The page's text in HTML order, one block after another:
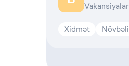
Vakansiyalar
Xidmət Növbəli